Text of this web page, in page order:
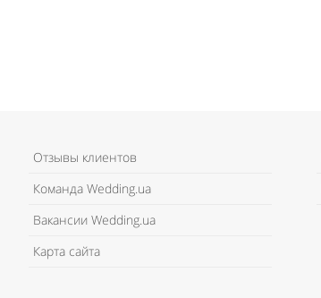
Отзывы клиентов
Команда Wedding.ua
Вакансии Wedding.ua
Карта сайта